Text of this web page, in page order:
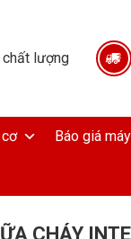
chất lượng
Báo giá
CHÁY